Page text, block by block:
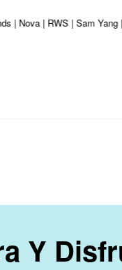
| RWS | Sam Yang |
Y